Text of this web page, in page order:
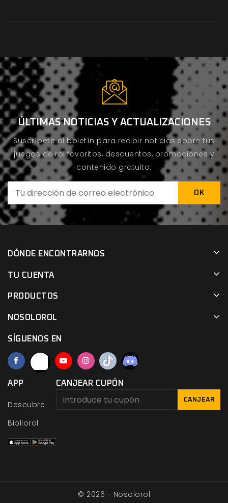
ÚLTIMAS NOTICIAS Y ACTUALIZACIONES
Suscríbete al boletín para recibir noticias sobre tus
juegos de rol favoritos, descuentos, promociones y
contenido gratuito.
DÓNDE ENCONTRARNOS
TU CUENTA
PRODUCTOS
NOSOLOROL
SÍGUENOS EN
APP
Descubre
Bibliorol
CANJEAR CUPÓN
CANJEAR
© 2026 - Nosolorol